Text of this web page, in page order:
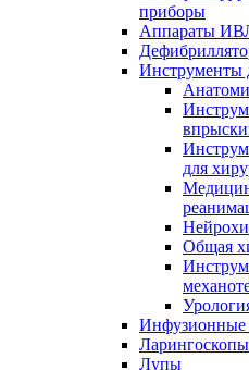
приборы
Аппараты
Инструменты
для
Общая
Инфузионные
Ларингоскопы
Лупы